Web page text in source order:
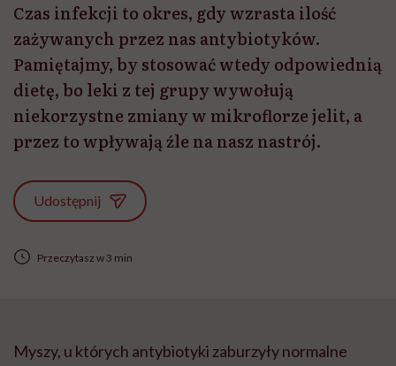
Czas infekcji to okres, gdy wzrasta ilość
zażywanych przez nas antybiotyków.
Pamiętajmy, by stosować wtedy odpowiednią
dietę, bo leki z tej grupy wywołują
niekorzystne zmiany w mikroflorze jelit, a
przez to wpływają źle na nasz nastrój.
Udostępnij
Przeczytasz w 3 min
Myszy, u których antybiotyki zaburzyły normalne